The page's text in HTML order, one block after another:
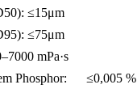
≤15μm
≤75μm
mPa·s
Phosphor: ≤0,005 %